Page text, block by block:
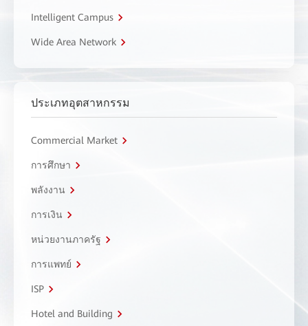
Intelligent Campus
Wide Area Network
ประเภทอุตสาหกรรม
Commercial Market
การศึกษา
พลังงาน
การเงิน
หน่วยงานภาครัฐ
การแพทย์
ISP
Hotel and Building